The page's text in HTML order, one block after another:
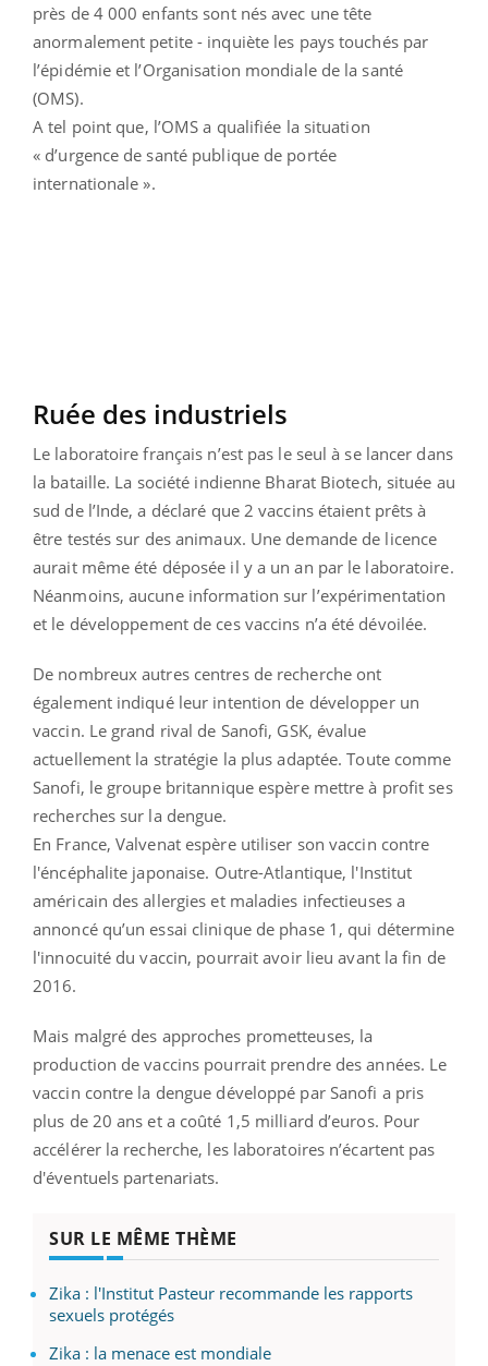
près de 4 000 enfants sont nés avec une tête
anormalement petite - inquiète les pays touchés par
l’épidémie et l’Organisation mondiale de la santé
(OMS).
A tel point que, l’OMS a qualifiée la situation
« d’urgence de santé publique de portée
internationale ».
Ruée des industriels
Le laboratoire français n’est pas le seul à se lancer dans
la bataille. La société indienne Bharat Biotech, située au
sud de l’Inde, a déclaré que 2 vaccins étaient prêts à
être testés sur des animaux. Une demande de licence
aurait même été déposée il y a un an par le laboratoire.
Néanmoins, aucune information sur l’expérimentation
et le développement de ces vaccins n’a été dévoilée.
De nombreux autres centres de recherche ont
également indiqué leur intention de développer un
vaccin. Le grand rival de Sanofi, GSK, évalue
actuellement la stratégie la plus adaptée. Toute comme
Sanofi, le groupe britannique espère mettre à profit ses
recherches sur la dengue.
En France, Valvenat espère utiliser son vaccin contre
l'éncéphalite japonaise. Outre-Atlantique, l'Institut
américain des allergies et maladies infectieuses a
annoncé qu’un essai clinique de phase 1, qui détermine
l'innocuité du vaccin, pourrait avoir lieu avant la fin de
2016.
Mais malgré des approches prometteuses, la
production de vaccins pourrait prendre des années. Le
vaccin contre la dengue développé par Sanofi a pris
plus de 20 ans et a coûté 1,5 milliard d’euros. Pour
accélérer la recherche, les laboratoires n’écartent pas
d'éventuels partenariats.
SUR LE MÊME THÈME
Zika : l'Institut Pasteur recommande les rapports
sexuels protégés
Zika : la menace est mondiale